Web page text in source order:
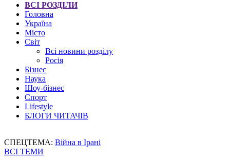
ВСІ РОЗДІЛИ
Головна
Україна
Місто
Світ
Всі новини розділу
Росія
Бізнес
Наука
Шоу-бізнес
Спорт
Lifestyle
БЛОГИ ЧИТАЧІВ
СПЕЦТЕМА: Війна в Ірані
ВСІ ТЕМИ